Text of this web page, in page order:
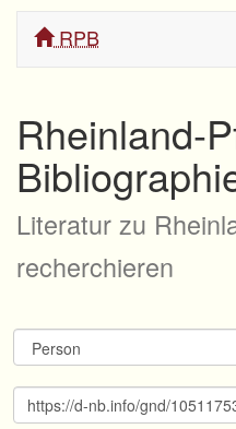
RPB
Rheinland-
Literatur zu
recherchieren